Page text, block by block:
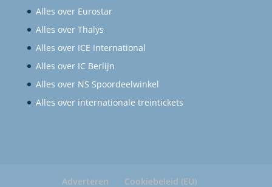
Alles over Eurostar
Alles over Thalys
Alles over ICE International
Alles over IC Berlijn
Alles over NS Spoordeelwinkel
Alles over internationale treintickets
Adverteren
Cookiebeleid (EU)